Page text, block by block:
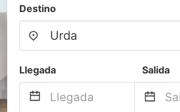
Destino
Llegada Salida